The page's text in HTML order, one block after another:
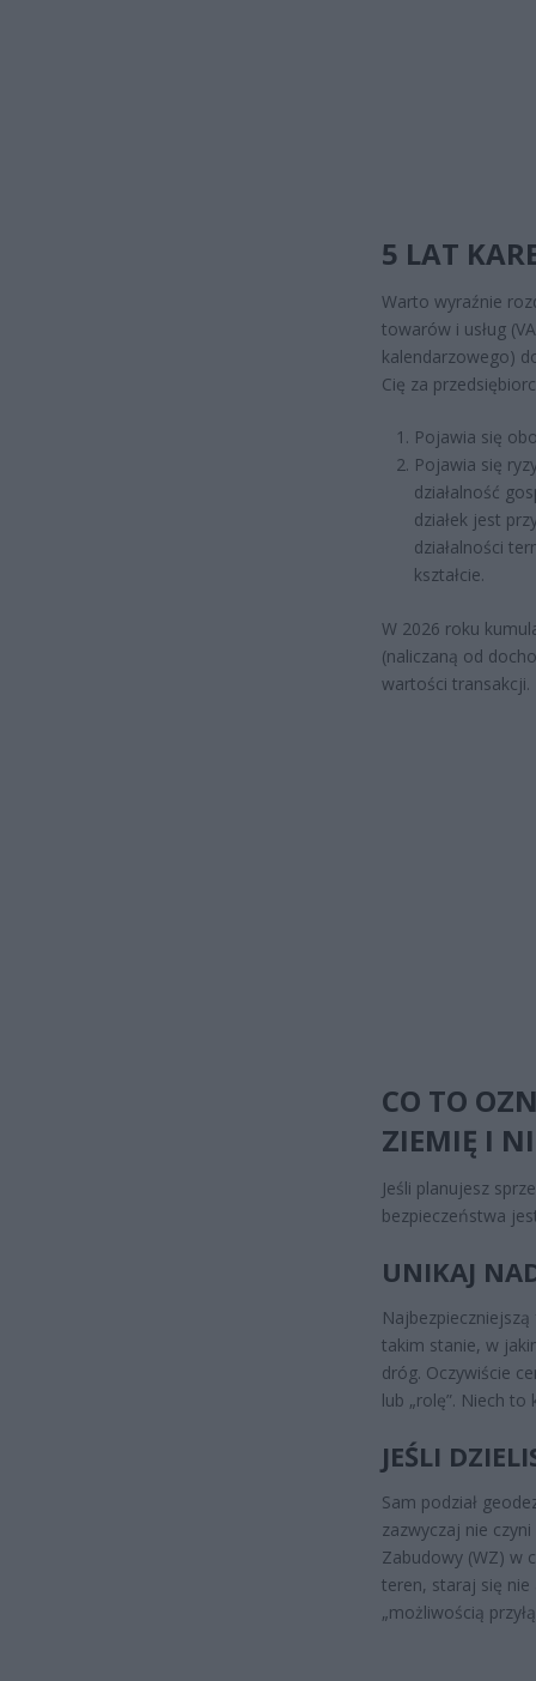
5 LAT
Warto wyraźnie
towarów i usług
kalendarzowego)
Cię za
Pojawia się
Pojawia się
działalność
działek jest
działalności
kształcie.
W 2026 roku
(naliczaną od
wartości transakcji.
CO TO
ZIEMIĘ I
Jeśli planujesz
bezpieczeństwa
UNIKAJ
takim stanie, w
dróg. Oczywiście
lub „rolę”. Niech
JEŚLI
Sam podział
zazwyczaj nie
Zabudowy (WZ) w
teren, staraj się nie
„możliwością